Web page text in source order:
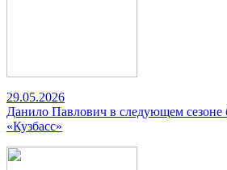
29.05.2026
Данило Павлович в следующем сезоне
«Кузбасс»